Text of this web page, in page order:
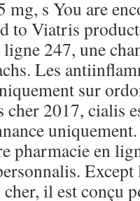
mg, s You are
to Viatris
ligne 247, une
Les
sur
2017, cialis
pharmacie en
il est conçu